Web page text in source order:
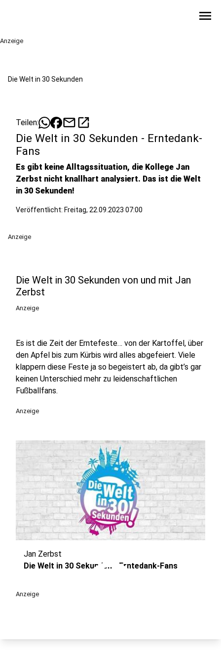
menu
Anzeige
Die Welt in 30 Sekunden
Teilen: mailopen_in_new
Die Welt in 30 Sekunden - Erntedank-
Fans
Es gibt keine Alltagssituation, die Kollege Jan
Zerbst nicht knallhart analysiert. Das ist die Welt
in 30 Sekunden!
Veröffentlicht: Freitag, 22.09.2023 07:00
Anzeige
Die Welt in 30 Sekunden von und mit Jan
Zerbst
Anzeige
Es ist die Zeit der Erntefeste… von der Kartoffel, über
den Apfel bis zum Kürbis wird alles abgefeiert. Viele
klappern diese Feste ja so begeistert ab, da gibt’s gar
keinen Unterschied mehr zu leidenschaftlichen
Fußballfans.
Anzeige
play_circle
Jan Zerbst
Die Welt in 30 Sekunden - Erntedank-Fans
Anzeige